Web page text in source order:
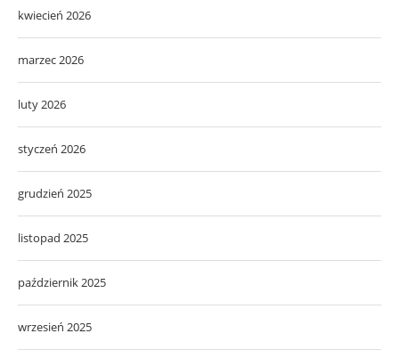
kwiecień 2026
marzec 2026
luty 2026
styczeń 2026
grudzień 2025
listopad 2025
październik 2025
wrzesień 2025